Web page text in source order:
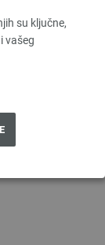
su ključne,
vašeg